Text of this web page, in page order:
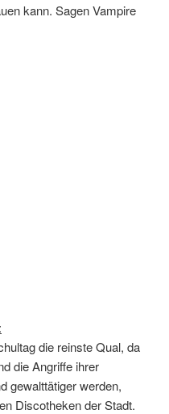
kann. Sagen Vampire
die reinste Qual, da
die Angriffe ihrer
gewalttätiger werden,
Discotheken der Stadt.